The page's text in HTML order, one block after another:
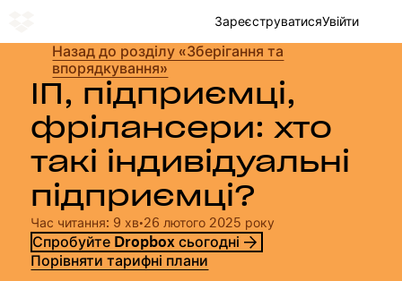
ЗареєструватисяУвійти
Назад до розділу «Зберігання та
впорядкування»
ІП, підприємці,
фрілансери: хто
такі індивідуальні
підприємці?
Час читання: 9 хв•26 лютого 2025 року
Спробуйте Dropbox сьогодні
Порівняти тарифні плани